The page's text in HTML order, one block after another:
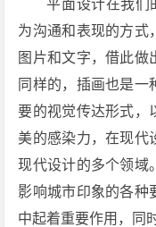
平面设计在我们
为沟通和表现的方式
图片和文字，借此做
同样的，插画也是一
要的视觉传达形式，
美的感染力，在现代
现代设计的多个领域
影响城市印象的各种
中起着重要作用，同